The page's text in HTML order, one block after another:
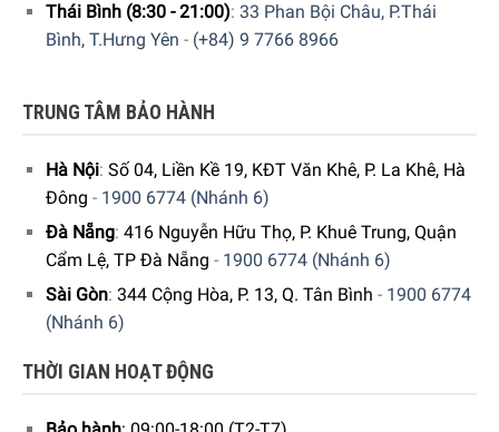
Sử dụng hộp bảo quản thực phẩm Status để bảo quản
Tất cả các loại trái cây và rau củ mà bạn muốn giữ tươi
lâu hơn. Gọt vỏ và cắt trái cây để có món sinh tố tốt cho
sức khỏe.
Hộp đựng bánh mì, bánh quy, các món tráng miệng và
các loại bánh nướng khác.
Các loại món ngọt hoặc mặn đã chế biến khác nhau.
Thái Bình (8:30 - 21:00): 33 Phan Bội Châu, P.Thái
Bình, T.Hưng Yên - (+84) 9 7766 8966
TRUNG TÂM BẢO HÀNH
Hà Nội: Số 04, Liền Kề 19, KĐT Văn Khê, P. La Khê, Hà
Đông - 1900 6774 (Nhánh 6)
Đà Nẵng: 416 Nguyễn Hữu Thọ, P. Khuê Trung, Quận
Cẩm Lệ, TP Đà Nẵng - 1900 6774 (Nhánh 6)
Sài Gòn: 344 Cộng Hòa, P. 13, Q. Tân Bình - 1900 6774
(Nhánh 6)
THỜI GIAN HOẠT ĐỘNG